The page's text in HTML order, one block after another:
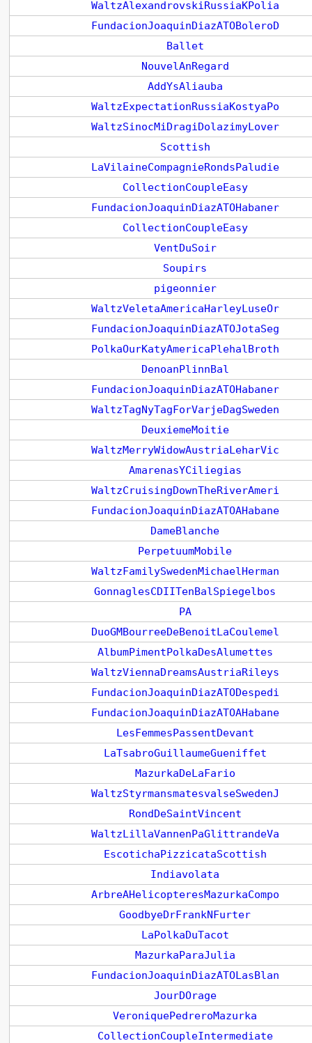
WaltzAlexandrovskiRussiaKPolia
FundacionJoaquinDiazATOBoleroD
Ballet
NouvelAnRegard
AddYsAliauba
WaltzExpectationRussiaKostyaPo
WaltzSinocMiDragiDolazimyLover
Scottish
LaVilaineCompagnieRondsPaludie
CollectionCoupleEasy
FundacionJoaquinDiazATOHabaner
CollectionCoupleEasy
VentDuSoir
Soupirs
pigeonnier
WaltzVeletaAmericaHarleyLuseOr
FundacionJoaquinDiazATOJotaSeg
PolkaOurKatyAmericaPlehalBroth
DenoanPlinnBal
FundacionJoaquinDiazATOHabaner
WaltzTagNyTagForVarjeDagSweden
DeuxiemeMoitie
WaltzMerryWidowAustriaLeharVic
AmarenasYCiliegias
WaltzCruisingDownTheRiverAmeri
FundacionJoaquinDiazATOAHabane
DameBlanche
PerpetuumMobile
WaltzFamilySwedenMichaelHerman
GonnaglesCDIITenBalSpiegelbos
PA
DuoGMBourreeDeBenoitLaCoulemel
AlbumPimentPolkaDesAlumettes
WaltzViennaDreamsAustriaRileys
FundacionJoaquinDiazATODespedi
FundacionJoaquinDiazATOAHabane
LesFemmesPassentDevant
LaTsabroGuillaumeGueniffet
MazurkaDeLaFario
WaltzStyrmansmatesvalseSwedenJ
RondDeSaintVincent
WaltzLillaVannenPaGlittrandeVa
EscotichaPizzicataScottish
Indiavolata
ArbreAHelicopteresMazurkaCompo
GoodbyeDrFrankNFurter
LaPolkaDuTacot
MazurkaParaJulia
FundacionJoaquinDiazATOLasBlan
JourDOrage
VeroniquePedreroMazurka
CollectionCoupleIntermediate